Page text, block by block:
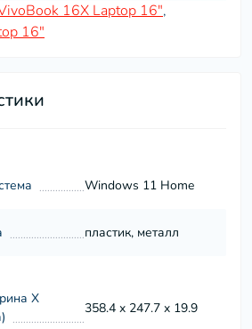
16X Laptop 16",
16"
Windows 11 Home
пластик, металл
Х
358.4 x 247.7 x 19.9